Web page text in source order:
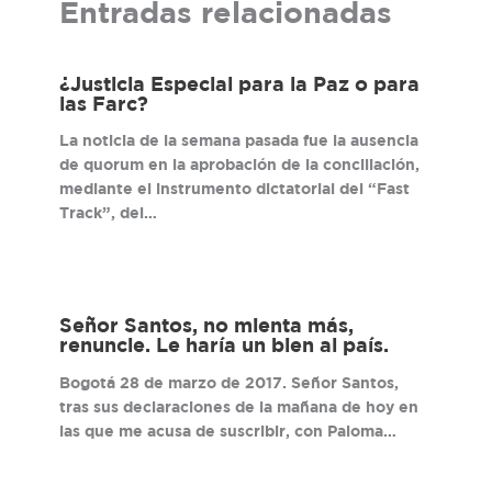
Entradas relacionadas
¿Justicia Especial para la Paz o para
las Farc?
La noticia de la semana pasada fue la ausencia
de quorum en la aprobación de la conciliación,
mediante el instrumento dictatorial del “Fast
Track”, del…
Señor Santos, no mienta más,
renuncie. Le haría un bien al país.
Bogotá 28 de marzo de 2017. Señor Santos,
tras sus declaraciones de la mañana de hoy en
las que me acusa de suscribir, con Paloma…